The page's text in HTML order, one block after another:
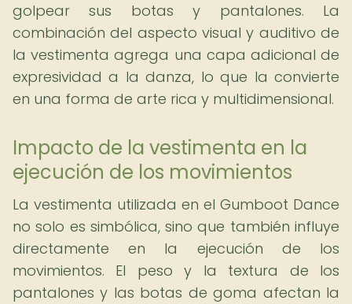
golpear sus botas y pantalones. La
combinación del aspecto visual y auditivo de
la vestimenta agrega una capa adicional de
expresividad a la danza, lo que la convierte
en una forma de arte rica y multidimensional.
Impacto de la vestimenta en la
ejecución de los movimientos
La vestimenta utilizada en el Gumboot Dance
no solo es simbólica, sino que también influye
directamente en la ejecución de los
movimientos. El peso y la textura de los
pantalones y las botas de goma afectan la